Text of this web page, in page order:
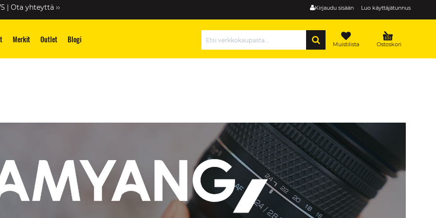
Kirjaudu sisään Luo käyttäjätunnus
| Ota yhteyttä ››
Merkit Outlet Blogi Ostoskori
Muistilista
Hae